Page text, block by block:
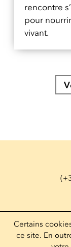
rencontre
pour
vivant.
Certains
ce site. En